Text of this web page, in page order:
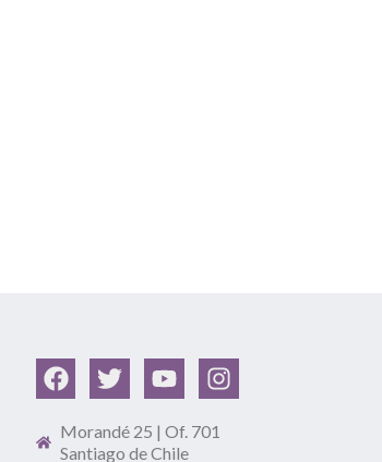
Morandé 25 | Of. 701
Santiago de Chile